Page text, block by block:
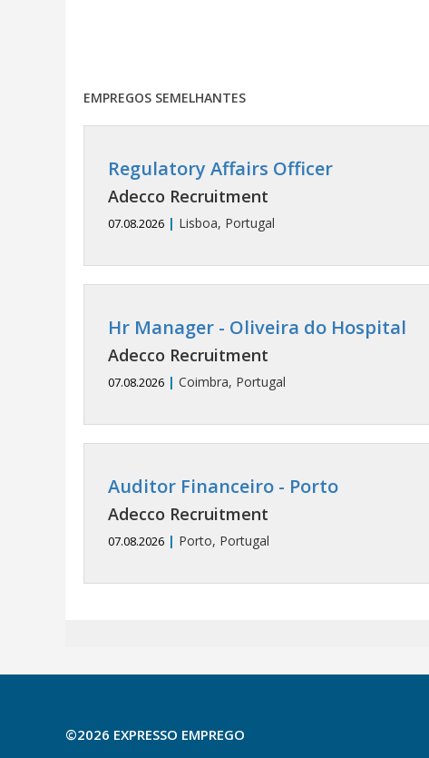
EMPREGOS SEMELHANTES
Regulatory Affairs Officer
Adecco Recruitment
07.08.2026 | Lisboa, Portugal
Hr Manager - Oliveira do Hospital
Adecco Recruitment
07.08.2026 | Coimbra, Portugal
Auditor Financeiro - Porto
Adecco Recruitment
07.08.2026 | Porto, Portugal
©2026 EXPRESSO EMPREGO